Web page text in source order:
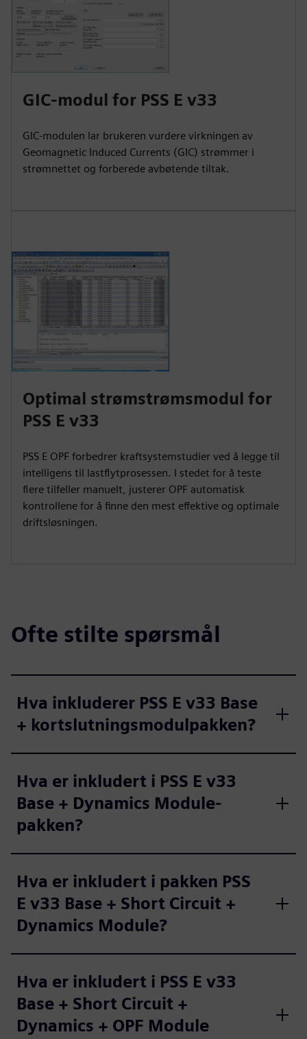
GIC-modul for PSS E v33
GIC-modulen lar brukeren vurdere virkningen av
Geomagnetic Induced Currents (GIC) strømmer i
strømnettet og forberede avbøtende tiltak.
Optimal strømstrømsmodul for
PSS E v33
PSS E OPF forbedrer kraftsystemstudier ved å legge til
intelligens til lastflytprosessen. I stedet for å teste
flere tilfeller manuelt, justerer OPF automatisk
kontrollene for å finne den mest effektive og optimale
driftsløsningen.
Ofte stilte spørsmål
Hva inkluderer PSS E v33 Base
+ kortslutningsmodulpakken?
Hva er inkludert i PSS E v33
Base + Dynamics Module-
pakken?
Hva er inkludert i pakken PSS
E v33 Base + Short Circuit +
Dynamics Module?
Hva er inkludert i PSS E v33
Base + Short Circuit +
Dynamics + OPF Module